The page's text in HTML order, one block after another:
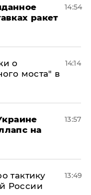
ракет
14:54
о
моста" в
14:14
на
13:57
тактику
России
13:49